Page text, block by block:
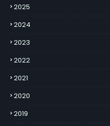
2025
2024
2023
2022
2021
2020
2019